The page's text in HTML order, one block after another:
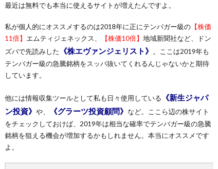
最近は無料でも本当に使えるサイトが増えたんですよ。
私が個人的にオススメするのは2018年に正にテンバガー級の 【株価
11倍】 エムティジェネックス、 【株価10倍】 地域新聞社など、ドン
ズバで先読みした 《株エヴァンジェリスト》 。ここは2019年も
テンバガー級の急騰銘柄をスッパ抜いてくれるんじゃないかと期待
しています。
他には情報収集ツールとして私も日々使用している 《新生ジャパ
ン投資》 や、 《グラーツ投資顧問》 など。ここら辺の株サイト
をチェックしておけば、2019年は相当な確率でテンバガー級の急騰
銘柄を狙える機会が増加するかもしれません。本当にオススメです
よ。